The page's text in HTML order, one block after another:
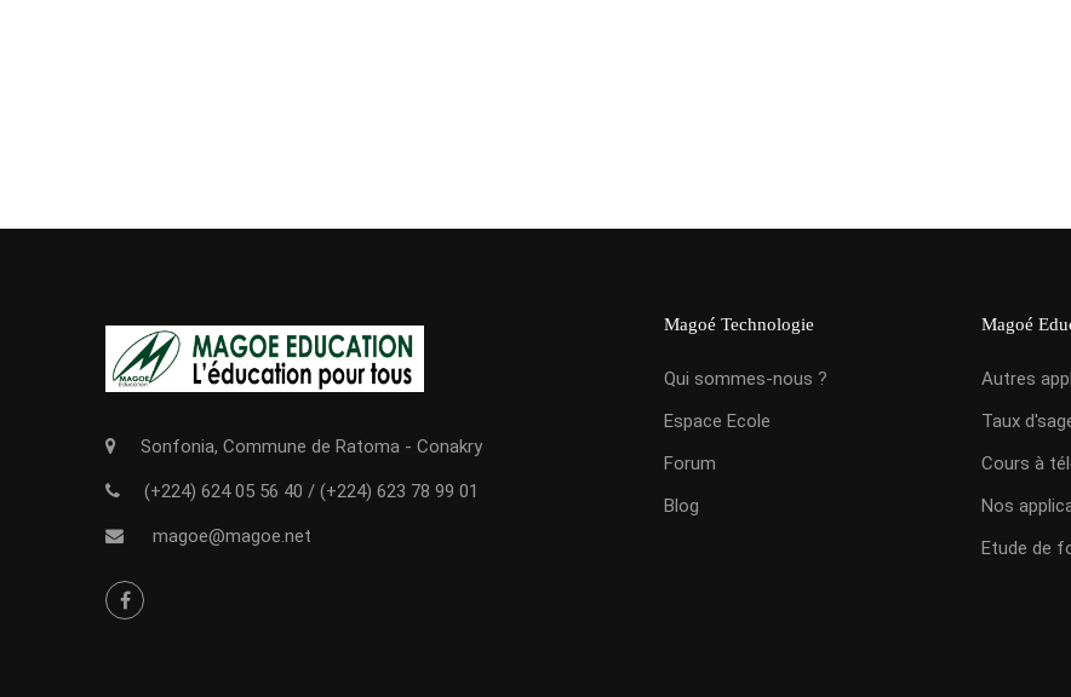
Sonfonia, Commune de Ratoma - Conakry
(+224) 624 05 56 40 / (+224) 623 78 99 01
magoe@magoe.net
Magoé Technologie
Qui sommes-nous ?
Espace Ecole
Forum
Blog
Magoé
Autres
Taux
Cours à
Nos
Etude de